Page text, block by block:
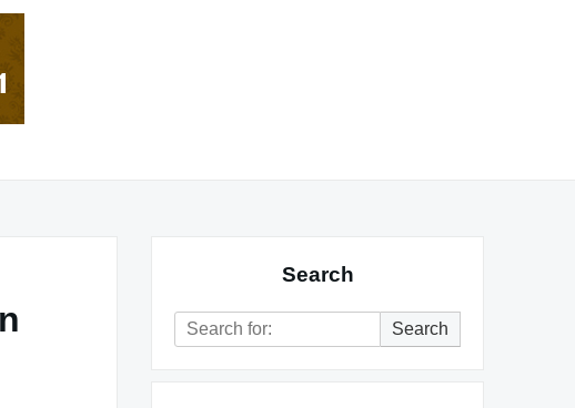
Search
Search
for:
Search